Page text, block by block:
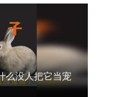
么没人把它当宠